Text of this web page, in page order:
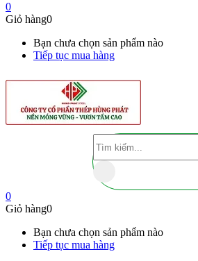
0
Giỏ hàng0
Bạn chưa chọn sản phẩm nào
Tiếp tục mua hàng
0
Giỏ hàng0
Bạn chưa chọn sản phẩm nào
Tiếp tục mua hàng